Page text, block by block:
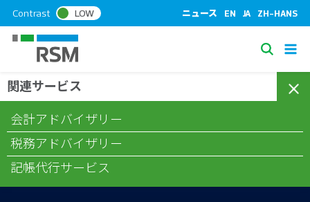
k
n
Contrast LOW ニュース EN JA ZH-HANS
S
c
ホーム/コラム
FP＆Aの全体像：戦略的役割・実
務領域・必要スキル
関連サービス
会計アドバイザリー
税務アドバイザリー
記帳代行サービス